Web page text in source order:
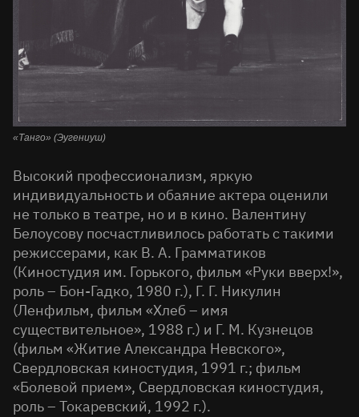
«Танго» (Эугениуш)
Высокий профессионализм, яркую
индивидуальность и обаяние актера оценили
не только в театре, но и в кино. Валентину
Белоусову посчастливилось работать с такими
режиссерами, как В. А. Грамматиков
(Киностудия им. Горького, фильм «Руки вверх!»,
роль – Бон-Гадко, 1980 г.), Г. Г. Никулин
(Ленфильм, фильм «Хлеб – имя
существительное», 1988 г.) и Г. М. Кузнецов
(фильм «Житие Александра Невского»,
Свердловская киностудия, 1991 г.; фильм
«Болевой прием», Свердловская киностудия,
роль – Токаревский, 1992 г.).